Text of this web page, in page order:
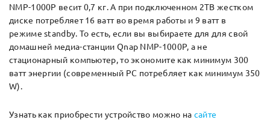
NMP-1000P весит 0,7 кг. А при подключенном 2TB жестком
диске потребляет 16 ватт во время работы и 9 ватт в
режиме standby. То есть, если вы выбираете для для свой
домашней медиа-станции Qnap NMP-1000P, а не
стационарный компьютер, то экономите как минимум 300
ватт энергии (современный PC потребляет как минимум 350
W).
Узнать как приобрести устройство можно на сайте